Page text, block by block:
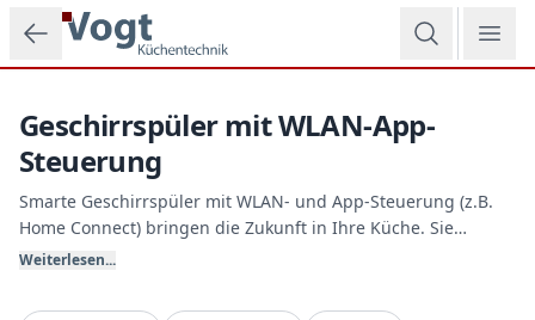
Zum Hauptinhalt springen
Geschirrspüler mit WLAN-App-
Steuerung
Smarte Geschirrspüler mit WLAN- und App-Steuerung (z.B.
Home Connect) bringen die Zukunft in Ihre Küche. Sie
können Programme von unterwegs starten, den Salz- und
benachrichtigen lassen, sobald die Tabs leer werden. Vogt
Weiterlesen...